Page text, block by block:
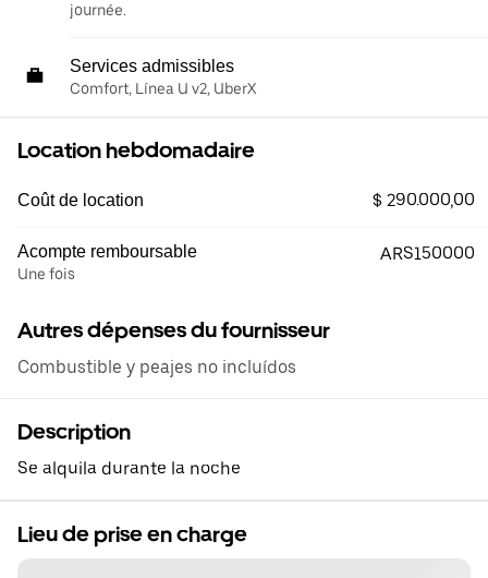
journée.
Services admissibles
Comfort, Línea U v2, UberX
Location hebdomadaire
Coût de location $ 290.000,00
Acompte remboursable
Une fois
ARS150000
Autres dépenses du fournisseur
Combustible y peajes no incluídos
Description
Se alquila durante la noche
Lieu de prise en charge